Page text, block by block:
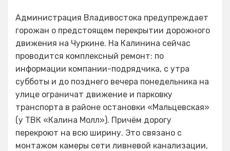
Администрация Владивостока предупреждает
горожан о предстоящем перекрытии дорожного
движения на Чуркине. На Калинина сейчас
проводится комплексный ремонт: по
информации компании-подрядчика, с утра
субботы и до позднего вечера понедельника на
улице ограничат движение и парковку
транспорта в районе остановки «Мальцевская»
(у ТВК «Калина Молл»). Причём дорогу
перекроют на всю ширину. Это связано с
монтажом камеры сети ливневой канализации,